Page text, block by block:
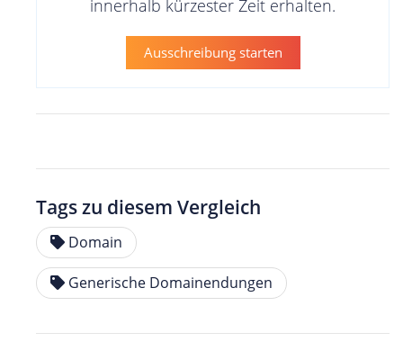
innerhalb kürzester Zeit erhalten.
Ausschreibung starten
Tags zu diesem Vergleich
Domain
Generische Domainendungen